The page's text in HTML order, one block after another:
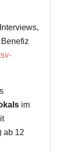
im
ab 12